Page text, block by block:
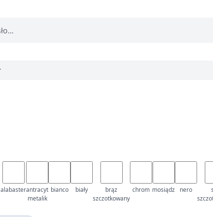
alabasterantracyt
metalik
bianco biały
brąz
szczotkowany
chrom mosiądz nero